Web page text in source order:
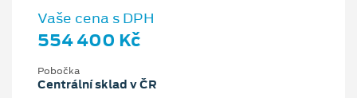
Vaše cena s DPH
554 400 Kč
Pobočka
Centrální sklad v ČR